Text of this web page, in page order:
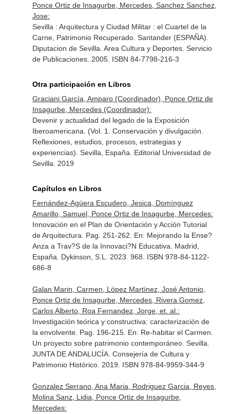
Ponce Ortiz de Insagurbe, Mercedes, Sanchez Sanchez,
Jose:
Sevilla : Arquitectura y Ciudad Militar : el Cuartel de la
Carne, Patrimonio Recuperado. Santander (ESPAÑA).
Diputacion de Sevilla. Area Cultura y Deportes. Servicio
de Publicaciones. 2005. ISBN 84-7798-216-3
Otra participación en Libros
Graciani García, Amparo (Coordinador), Ponce Ortiz de
Insagurbe, Mercedes (Coordinador):
Devenir y actualidad del legado de la Exposición
Iberoamericana. (Vol. 1. Conservación y divulgación.
Reflexiones, estudios, procesos, estrategias y
experiencias). Sevilla, España. Editorial Universidad de
Sevilla. 2019
Capítulos en Libros
Fernández-Agüera Escudero, Jesica, Domínguez
Amarillo, Samuel, Ponce Ortiz de Insagurbe, Mercedes:
Innovación en el Plan de Orientación y Acción Tutorial
de Arquitectura. Pag. 251-262. En: Mejorando la Ense?
Anza a Trav?S de la Innovaci?N Educativa . Madrid,
España. Dykinson, S.L. 2023. 968. ISBN 978-84-1122-
686-8
Galan Marin, Carmen, López Martínez, José Antonio,
Ponce Ortiz de Insagurbe, Mercedes, Rivera Gomez,
Carlos Alberto, Roa Fernandez, Jorge, et. al.:
Investigación teórica y constructiva: caracterización de
la envolvente. Pag. 196-215. En: Re-habitar el Carmen.
Un proyecto sobre patrimonio contemporáneo. Sevilla.
JUNTA DE ANDALUCÍA. Consejería de Cultura y
Patrimonio Histórico. 2019. ISBN 978-84-9959-344-9
Gonzalez Serrano, Ana Maria, Rodriguez Garcia, Reyes,
Molina Sanz, Lidia, Ponce Ortiz de Insagurbe,
Mercedes: